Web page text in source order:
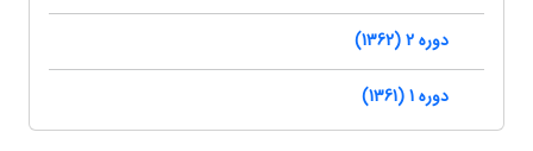
دوره 2 (1362)
دوره 1 (1361)